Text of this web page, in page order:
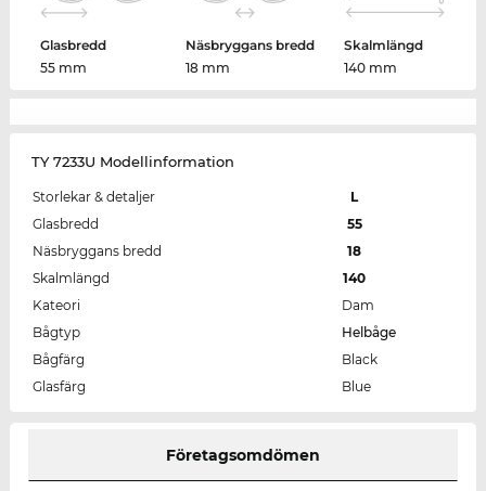
Glasbredd
55 mm
Näsbryggans bredd
18 mm
Skalmlängd
140 mm
TY 7233U Modellinformation
Storlekar & detaljer
L
Glasbredd
55
Näsbryggans bredd
18
Skalmlängd
140
Kateori
Dam
Bågtyp
Helbåge
Bågfärg
Black
Glasfärg
Blue
Företagsomdömen